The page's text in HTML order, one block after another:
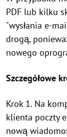
PDF lub kilku
"wysłania e-
drogą,
nowego
Szczegółowe
Krok 1. Na
klienta poczty
nową